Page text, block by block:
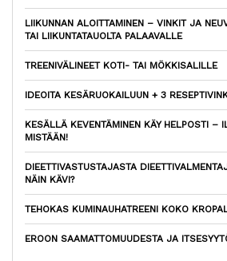
LIIKUNNAN ALOITTAMINEN – VINKIT JA
TAI LIIKUNTATAUOLTA PALAAVALLE
TREENIVÄLINEET KOTI- TAI MÖKKISALILLE
IDEOITA KESÄRUOKAILUUN + 3
KESÄLLÄ KEVENTÄMINEN KÄY HELPOSTI –
MISTÄÄN!
DIEETTIVASTUSTAJASTA
NÄIN KÄVI?
TEHOKAS KUMINAUHATREENI KOKO
EROON SAAMATTOMUUDESTA JA